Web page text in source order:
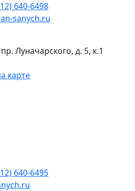
640-6498
sanych.ru
Луначарского, д. 5, к.1
карте
640-6495